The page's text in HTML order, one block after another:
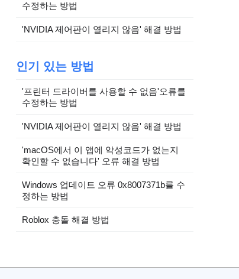
수정하는 방법
'NVIDIA 제어판이 열리지 않음' 해결 방법
인기 있는 방법
'프린터 드라이버를 사용할 수 없음'오류를
수정하는 방법
'NVIDIA 제어판이 열리지 않음' 해결 방법
'macOS에서 이 앱에 악성코드가 없는지
확인할 수 없습니다' 오류 해결 방법
Windows 업데이트 오류 0x8007371b를 수
정하는 방법
Roblox 충돌 해결 방법